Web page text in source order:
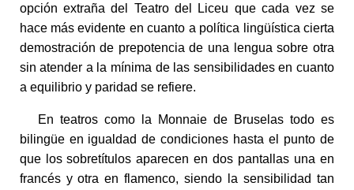
opción extraña del Teatro del Liceu que cada vez se
hace más evidente en cuanto a política lingüística cierta
demostración de prepotencia de una lengua sobre otra
sin atender a la mínima de las sensibilidades en cuanto
a equilibrio y paridad se refiere.
En teatros como la Monnaie de Bruselas todo es
bilingüe en igualdad de condiciones hasta el punto de
que los sobretítulos aparecen en dos pantallas una en
francés y otra en flamenco, siendo la sensibilidad tan